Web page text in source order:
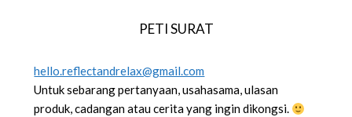
PETI SURAT
hello.reflectandrelax@gmail.com
Untuk sebarang pertanyaan, usahasama, ulasan
produk, cadangan atau cerita yang ingin dikongsi.